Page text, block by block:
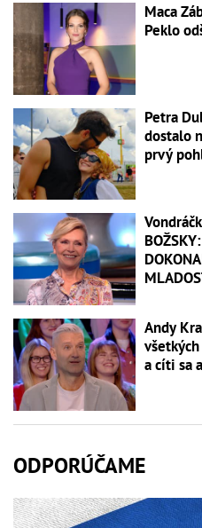
Maca
Peklo
Petra
dostalo
prvý
Andy
a cíti sa
ODPORÚČAME